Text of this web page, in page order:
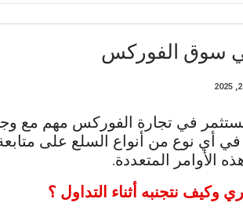
في سوق الفوركس
في تجارة الفوركس مهم مع
أي نوع من أنواع السلع على
الأوامر المتعددة.
وكيف نتجنبه أثناء التداول ؟